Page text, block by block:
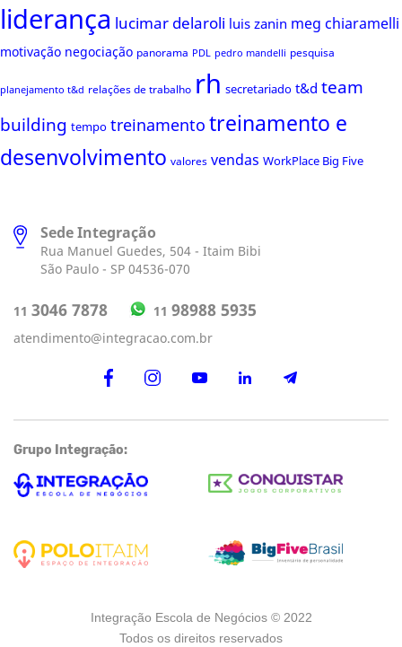
liderança lucimar delaroli luis zanin meg chiaramelli
motivação negociação panorama PDL pedro mandelli pesquisa
planejamento t&d relações de trabalho rh secretariado t&d team
building tempo treinamentotreinamento e
desenvolvimento valores vendas WorkPlace Big Five
Sede Integração
Rua Manuel Guedes, 504 - Itaim Bibi
São Paulo - SP 04536-070
11 3046 7878 11 98988 5935
atendimento@integracao.com.br
Grupo Integração:
Integração Escola de Negócios © 2022
Todos os direitos reservados